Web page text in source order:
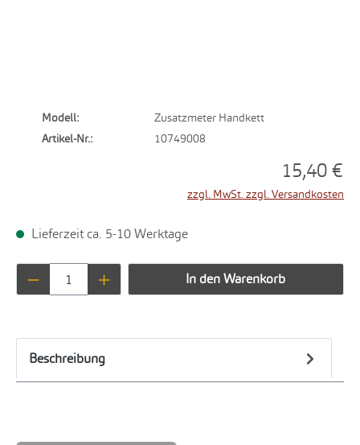
Modell:
Zusatzmeter Handkett
Artikel-Nr.:
10749008
15,40 €
zzgl. MwSt. zzgl. Versandkosten
Lieferzeit ca. 5-10 Werktage
Produkt Anzahl: Gib den gewünschten
In den Warenkorb
Beschreibung